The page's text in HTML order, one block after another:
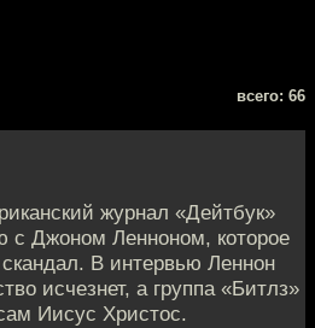
всего: 66
журнал «Дейтбук»
с Джоном Ленноном, которое
В интервью Леннон
исчезнет, а группа «Битлз»
Иисус Христос.